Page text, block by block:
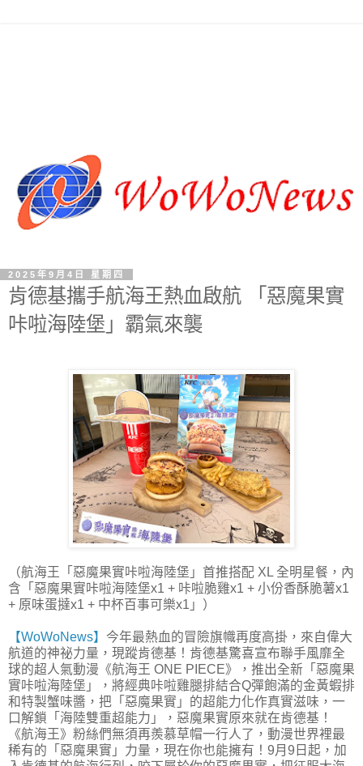
2025年9月4日 星期四
肯德基攜手航海王熱血啟航 「惡魔果實
咔啦海陸堡」霸氣來襲
（航海王「惡魔果實咔啦海陸堡」首推搭配 XL 全明星餐，內
含「惡魔果實咔啦海陸堡x1 + 咔啦脆雞x1 + 小份香酥脆薯x1
+ 原味蛋撻x1 + 中杯百事可樂x1」）
【WoWoNews】 今年最熱血的冒險旗幟再度高掛，來自偉大
航道的神祕力量，現蹤肯德基！肯德基驚喜宣布聯手風靡全
球的超人氣動漫《航海王 ONE PIECE》，推出全新「惡魔果
實咔啦海陸堡」，將經典咔啦雞腿排結合Q彈飽滿的金黃蝦排
和特製蟹味醬，把「惡魔果實」的超能力化作真實滋味，一
口解鎖「海陸雙重超能力」，惡魔果實原來就在肯德基！
《航海王》粉絲們無須再羨慕草帽一行人了，動漫世界裡最
稀有的「惡魔果實」力量，現在你也能擁有！9月9日起，加